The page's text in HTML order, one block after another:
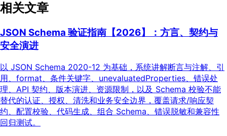
相关文章
JSON Schema 验证指南【2026】：方言、契约与
安全演进
以 JSON Schema 2020-12 为基础，系统讲解断言与注解、引
用、format、条件关键字、unevaluatedProperties、错误处
理、API 契约、版本演进、资源限制，以及 Schema 校验不能
替代的认证、授权、清洗和业务安全边界，覆盖请求/响应契
约、配置校验、代码生成、组合 Schema、错误脱敏和兼容性
回归测试。